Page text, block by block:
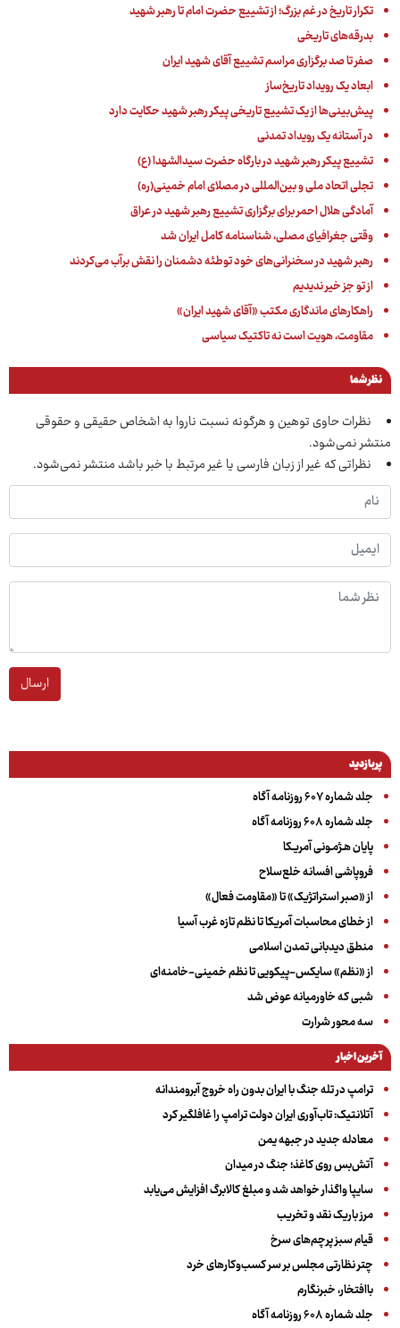
تکرار تاریخ در غم بزرگ؛ از تشییع حضرت امام تا رهبر شهید
بدرقه‌های تاریخی
صفر تا صد برگزاری مراسم تشییع آقای شهید ایران
ابعاد یک رویداد تاریخ‌ساز
پیش‌بینی‌ها از یک تشییع تاریخی پیکر رهبر شهید حکایت دارد
در آستانه یک رویداد تمدنی
تشییع پیکر رهبر شهید در بارگاه حضرت سیدالشهدا (ع)
تجلی اتحاد ملی و بین‌المللی در مصلای امام خمینی(ره)
آمادگی هلال احمر برای برگزاری تشییع رهبر شهید در عراق
وقتی جغرافیای مصلی، شناسنامه کامل ایران شد
رهبر شهید در سخنرانی‌های خود توطئه دشمنان را نقش برآب می‌کردند
از تو جز خیر ندیدیم
راهکارهای ماندگاری مکتب «آقای شهید ایران»
مقاومت، هویت است نه تاکتیک سیاسی
نظر شما
نظرات حاوی توهین و هرگونه نسبت ناروا به اشخاص حقیقی و حقوقی
منتشر نمی‌شود.
نظراتی که غیر از زبان فارسی یا غیر مرتبط با خبر باشد منتشر نمی‌شود.
ارسال
پربازدید
جلد شماره ۶۰۷ روزنامه آگاه
جلد شماره ۶۰۸ روزنامه آگاه
پایان هـژمـونی آمریـکا
فروپاشی افسانه خلع‌سلاح
از «صبر استراتژیک» تا «مقاومت فعال»
از خطای محاسبات آمریکا تا نظم تازه غرب آسیا
منطق دیدبانی تمدن اسلامی
از «نظم» سایکس-پیکویی تا نظم خمینی-خامنه‌ای
شبی که خاورمیانه عوض شد
سه‌ محور شرارت
آخرین اخبار
ترامپ در تله جنگ با ایران بدون راه خروج آبرومندانه
آتلانتیک: تاب‌آوری ایران دولت ترامپ را غافلگیر کرد
معادله جدید در جبهه یمن
آتش‌بس روی کاغذ؛ جنگ در میدان
سایپا واگذار خواهد شد و مبلغ کالابرگ افزایش می‌یابد
مرز باریک نقد و تخریب
قیام سبز پرچم‌های سرخ
چتر نظارتی مجلس بر سر کسب‌وکارهای خرد
باافتخار، خبرنگارم
جلد شماره ۶۰۸ روزنامه آگاه